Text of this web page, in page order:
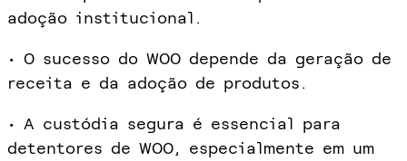
adoção institucional.
• O sucesso do WOO depende da geração de
receita e da adoção de produtos.
• A custódia segura é essencial para
detentores de WOO, especialmente em um